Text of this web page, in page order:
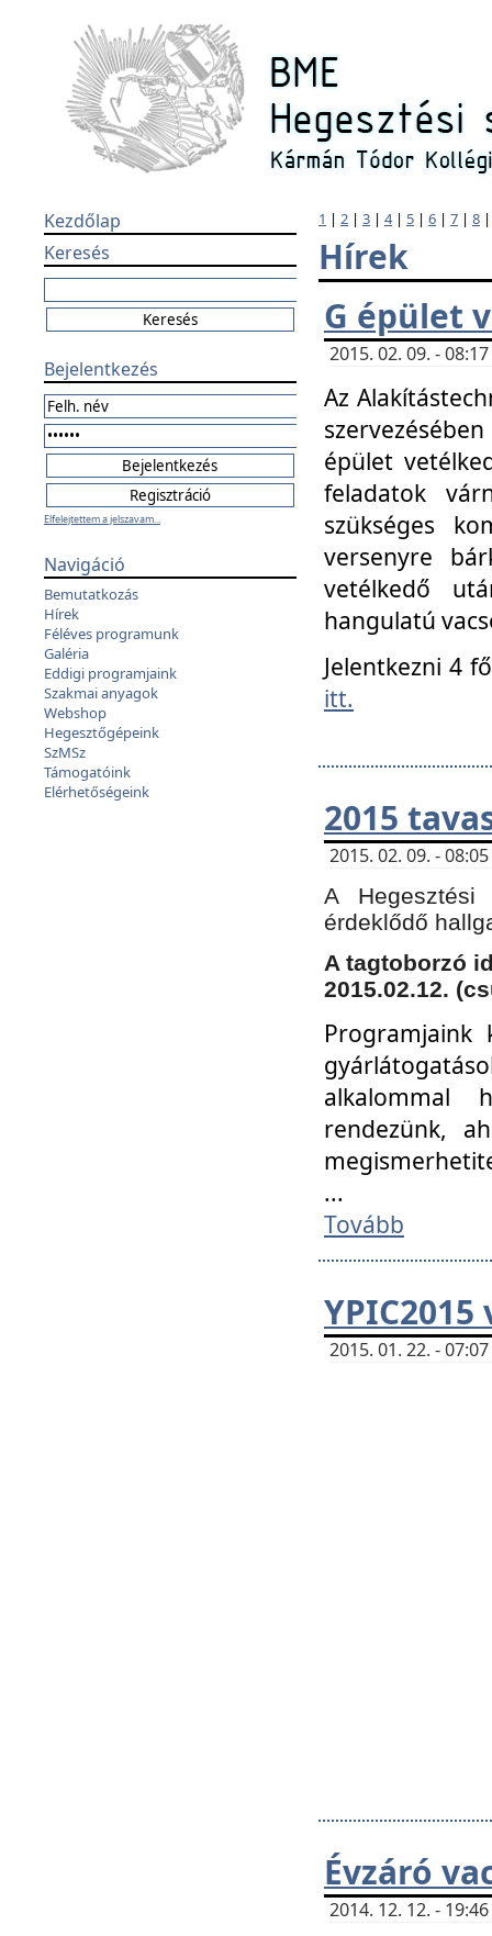
Kezdőlap
Keresés
Bejelentkezés
Elfelejtettem a jelszavam...
Navigáció
Bemutatkozás
Hírek
Féléves programunk
Galéria
Eddigi programjaink
Szakmai anyagok
Webshop
Hegesztőgépeink
SzMSz
Támogatóink
Elérhetőségeink
1 | 2 | 3 | 4| 5 | 6 | 7 | 8
Hírek
G épület
2015. 02. 09. -
Az
épület
feladatok
szükséges
versenyre
vetélkedő
hangulatú
Jelentkezni 4
itt.
2015
2015. 02. 09. -
A
érdeklődő
A tagtoborzó
2015.02.12.
Programjaink
alkalommal
rendezünk,
...
Tovább
YPIC2015
2015. 01. 22. -
Évzáró
2014. 12. 12. -